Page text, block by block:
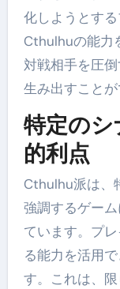
化しようとする
Cthulhuの能力
対戦相手を圧
生み出すことが
特定の
的利点
Cthulhu派は、
強調するゲー
ています。プ
る能力を活用
す。これは、